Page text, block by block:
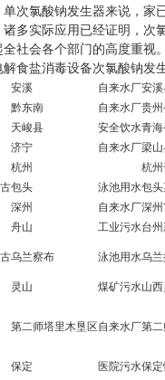
氯酸钠发生器来说，家已
诸多实际应用已经证明，次
全社会各个部门的高度重视。
食盐消毒设备次氯酸钠发
安溪 自来水厂安
黔东南 自来水厂贵
天峻县 安全饮水青
济宁 自来水厂梁
杭州 杭
包头 泳池用水包
深州 自来水厂深
舟山 工业污水台
乌兰察布 泳池用水乌
灵山 煤矿污水山
第二师塔里木垦区自来水厂第
保定 医院污水保